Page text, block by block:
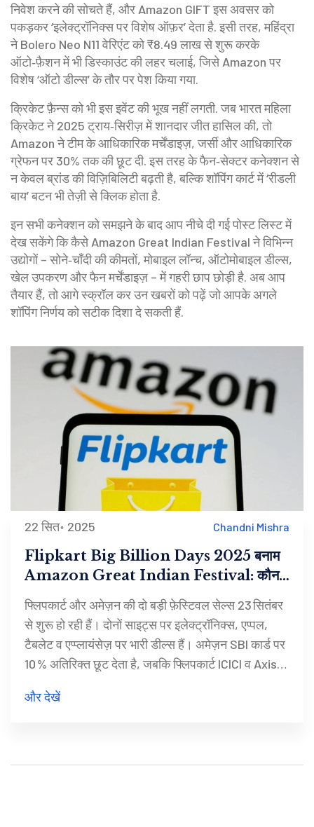
निवेश करने की सोचते हैं, और Amazon GIFT इस अवसर को
पकड़कर ‘इलेक्ट्रॉनिक्स पर विशेष ऑफ़र’ देता है. इसी तरह, महिंद्रा
ने Bolero Neo N11 वेरिएंट को ₹8.49 लाख से शुरू करके
ऑटो‑फ़ैशन में भी डिस्काउंट की लहर चलाई, जिसे Amazon पर
विशेष ‘ऑटो डील्स’ के तौर पर पेश किया गया.
क्रिकेट फ़ैन्स को भी इस इवेंट की भूख नहीं लगती. जब भारत महिला
क्रिकेट ने 2025 ट्राय‑सिरीज़ में शानदार जीत हासिल की, तो
Amazon ने टीम के आधिकारिक मर्चेंडाइज़, जर्सी और आधिकारिक
ग्रेफन पर 30% तक की छूट दी. इस तरह के फैन‑सेक्टर कनेक्शन से
न केवल ब्रांड की विज़िबिलिटी बढ़ती है, बल्कि शॉपिंग कार्ट में ‘रीडली
बाय’ बटन भी तेज़ी से क्लिक होता है.
इन सभी कनेक्शन को समझने के बाद आप नीचे दी गई पोस्ट लिस्ट में
देख सकेंगे कि कैसे Amazon Great Indian Festival ने विभिन्न
उद्योगों – सोने‑चाँदी की कीमतों, मोबाइल लॉन्च, ऑटोमोबाइल डील्स,
खेल उपकरण और फैन मर्चेंडाइज़ – में गहरी छाप छोड़ी है. अब आप
तैयार हैं, तो आगे स्क्रॉल कर उन खबरों को पढ़ें जो आपके अगले
शॉपिंग निर्णय को सटीक दिशा दे सकती हैं.
22 सित॰ 2025 Chandni Mishra
Flipkart Big Billion Days 2025 बनाम
Amazon Great Indian Festival: कौन
देगा ज्यादा छूट और कौनसे कार्ड रखें तैयार?
फ्लिपकार्ट और अमेज़न की दो बड़ी फ़ेस्टिवल सेल्स 23 सितंबर
से शुरू हो रही हैं। दोनों साइट्स पर इलेक्ट्रॉनिक्स, एप्पल,
टैबलेट व एप्प्लायंसेज़ पर भारी डील्स हैं। अमेज़न SBI कार्ड पर
10 % अतिरिक्त छूट देता है, जबकि फ्लिपकार्ट ICICI व Axis
प्रोडक्ट्स पर बचत दुगुनी हो सकती है।
और देखें